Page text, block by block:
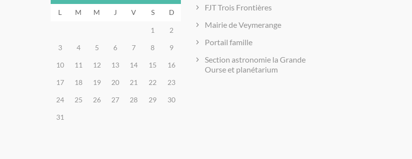
L M M J V S D
1 2
3 4 5 6 7 8 9
10 11 12 13 14 15 16
17 18 19 20 21 22 23
24 25 26 27 28 29 30
31
FJT Trois Frontières
Mairie de Veymerange
Portail famille
Section astronomie la Grande
Ourse et planétarium